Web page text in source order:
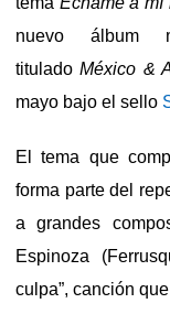
nuevo álbum
tituladoMéxico &
mayo bajo el sello
El tema que
forma parte del
a grandes
Espinoza
culpa”, canción